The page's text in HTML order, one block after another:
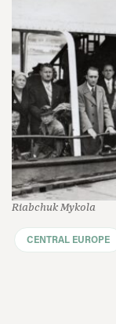
Riabchuk Mykola
CENTRAL EUROPE